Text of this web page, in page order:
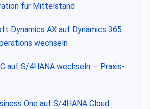
für Mittelstand
Dynamics AX auf Dynamics 365
wechseln
auf S/4HANA wechseln — Praxis-
One auf S/4HANA Cloud